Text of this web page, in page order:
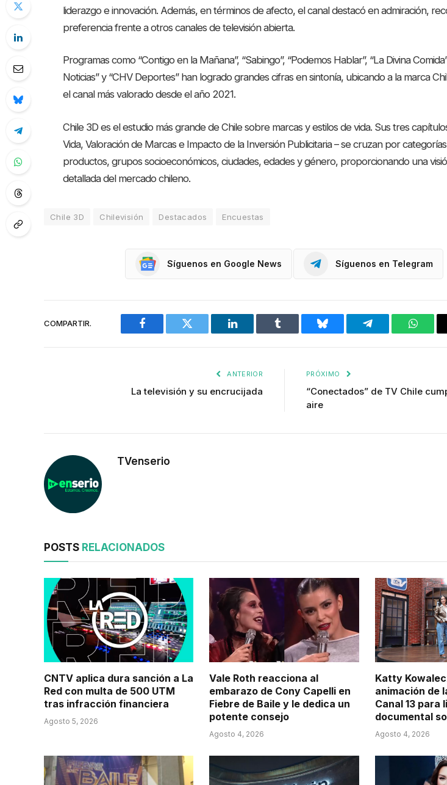
liderazgo e innovación. Además, en términos de afecto, el canal destacó en admiración,
preferencia frente a otros canales de televisión abierta.
Programas como “Contigo en la Mañana”, “Sabingo”, “Podemos Hablar”, “La Divina
Noticias” y “CHV Deportes” han logrado grandes cifras en sintonía, ubicando a la marca
el canal más valorado desde el año 2021.
Chile 3D es el estudio más grande de Chile sobre marcas y estilos de vida. Sus tres
Vida, Valoración de Marcas e Impacto de la Inversión Publicitaria – se cruzan por
productos, grupos socioeconómicos, ciudades, edades y género, proporcionando una
detallada del mercado chileno.
Chile 3D Chilevisión Destacados Encuestas
Síguenos en Google News Síguenos en Telegram
COMPARTIR.
Facebook Twitter LinkedIn Tumblr Bluesky Telegram
ANTERIOR
La televisión y su encrucijada
PRÓXIMO
“Conectados” de TV Chile
aire
TVenserio
POSTS RELACIONADOS
CNTV aplica dura sanción a La
Red con multa de 500 UTM
tras infracción financiera
Agosto 5, 2026
Vale Roth reacciona al
embarazo de Cony Capelli en
Fiebre de Baile y le dedica un
potente consejo
Agosto 4, 2026
Katty
animación de
Canal 13 para
documental
Agosto 4, 2026